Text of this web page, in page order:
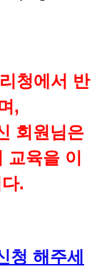
청에서 반
,
회원님은
육을 이
.
청 해주세